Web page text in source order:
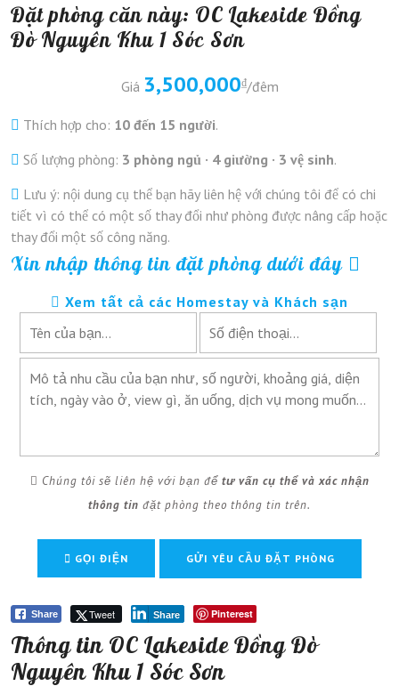
Đặt phòng căn này: OC Lakeside Đồng
Đò Nguyên Khu 1 Sóc Sơn
Giá 3,500,000₫/đêm
Thích hợp cho: 10 đến 15 người.
Số lượng phòng: 3 phòng ngủ · 4 giường · 3 vệ sinh.
Lưu ý: nội dung cụ thể bạn hãy liên hệ với chúng tôi để có chi
tiết vì có thể có một số thay đổi như phòng được nâng cấp hoặc
thay đổi một số công năng.
Xin nhập thông tin đặt phòng dưới đây
Xem tất cả các Homestay và Khách sạn
Chúng tôi sẽ liên hệ với bạn để tư vấn cụ thể và xác nhận
thông tin đặt phòng theo thông tin trên.
GỌI ĐIỆN
Share Tweet Share Pinterest
Thông tin OC Lakeside Đồng Đò
Nguyên Khu 1 Sóc Sơn